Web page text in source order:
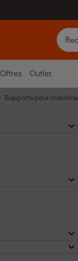
Offres Outlet
Supports pour